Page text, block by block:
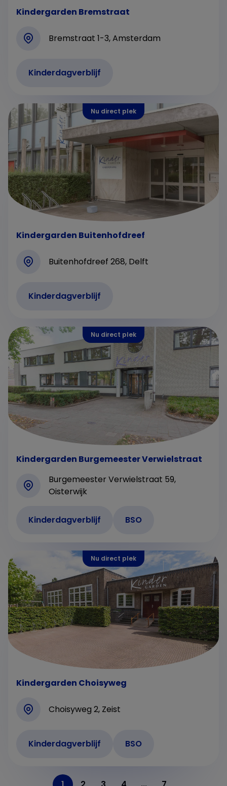
Kindergarden Bremstraat
Bremstraat 1-3, Amsterdam
Kinderdagverblijf
Nu direct plek
Kindergarden Buitenhofdreef
Buitenhofdreef 268, Delft
Kinderdagverblijf
Nu direct plek
Kindergarden Burgemeester Verwielstraat
Burgemeester Verwielstraat 59,
Oisterwijk
Kinderdagverblijf BSO
Nu direct plek
Kindergarden Choisyweg
Choisyweg 2, Zeist
Kinderdagverblijf BSO